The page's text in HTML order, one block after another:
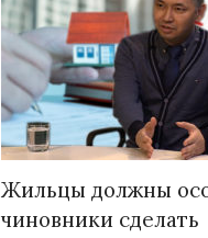
Жильцы должны
чиновники сделать